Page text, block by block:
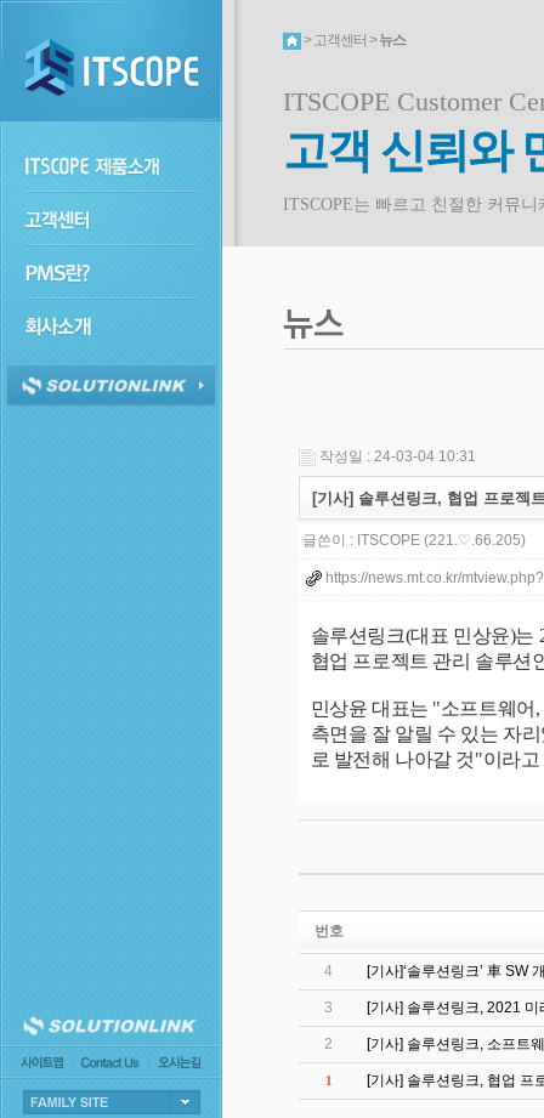
> 고객센터 >뉴스
ITSCOPE Customer
고객 신뢰와
ITSCOPE는 빠르고 친절한 커뮤
작성일 : 24-03-04 10:31
[기사] 솔루션링크, 협업 프로젝
글쓴이 : ITSCOPE(221.♡.66.205)
https://news.mt.co.kr/
솔루션링크(대표 민상윤)는
협업 프로젝트 관리 솔루션
민상윤 대표는 "소프트웨어
측면을 잘 알릴 수 있는 자
로 발전해 나아갈 것"이라
번호
4 [기사]‘솔루션링크’ 車 SW
3 [기사] 솔루션링크, 2021
2 [기사] 솔루션링크, 소프트
1 [기사] 솔루션링크, 협업 프